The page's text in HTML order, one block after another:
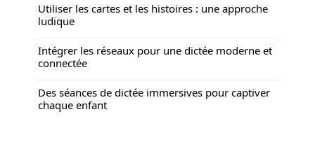
Utiliser les cartes et les histoires : une approche
ludique
Intégrer les réseaux pour une dictée moderne et
connectée
Des séances de dictée immersives pour captiver
chaque enfant